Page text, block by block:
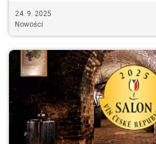
24. 9. 2025
Nowości